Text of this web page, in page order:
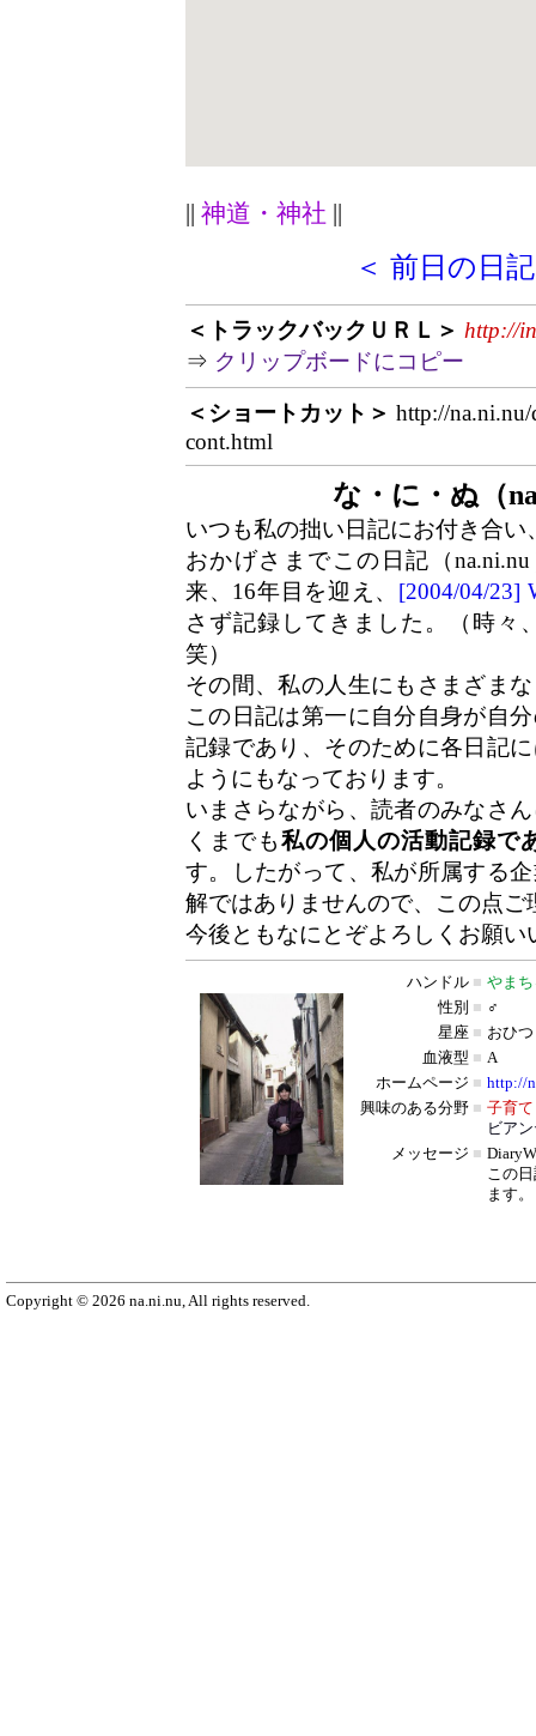
|| 神道・神社 ||
＜ 前日の日記
＜トラックバックＵＲＬ＞ http://
⇒ クリップボードにコピー
＜ショートカット＞ http://
cont.html
な・に・ぬ（
いつも私の拙い日記にお付き合
おかげさまでこの日記（
来、16年目を迎え、 [2004/04/23]
さず記録してきました。（時々
笑）
その間、私の人生にもさまざま
この日記は第一に自分自身が自
記録であり、そのために各日記
ようにもなっております。
いまさらながら、読者のみなさ
くまでも私の個人の活動記録で
す。したがって、私が所属する
解ではありませんので、この点
今後ともなにとぞよろしくお願い
ハンドル ■ やま
性別 ■ ♂
星座 ■ おひ
血液型 ■ A
ホームページ ■ http://
興味のある分野 ■ 子育て
ビア
メッセージ ■
この
ます。
Copyright © 2026 na.ni.nu, All rights reserved.